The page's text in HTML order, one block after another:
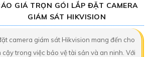
GIÁ TRỌN GÓI LẮP ĐẶT CAMERA
GIÁM SÁT HIKVISION
camera giám sát Hikvision mang đến cho
trong việc bảo vệ tài sản và an ninh. Với